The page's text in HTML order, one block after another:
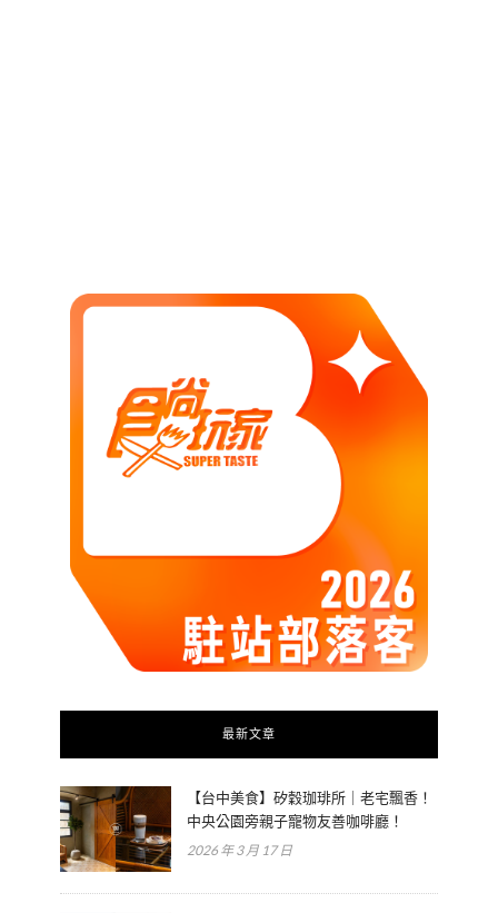
最新文章
【台中美食】矽穀珈琲所｜老宅飄香！
中央公園旁親子寵物友善咖啡廳！
2026 年 3 月 17 日